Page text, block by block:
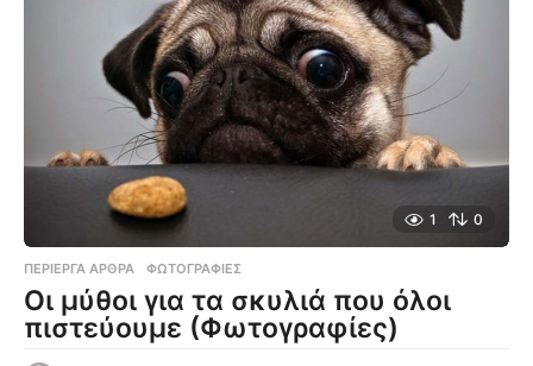
1 0
ΠΕΡΊΕΡΓΑ ΆΡΘΡΑ ,ΦΩΤΟΓΡΑΦΊΕΣ
Οι μύθοι για τα σκυλιά που όλοι
πιστεύουμε (Φωτογραφίες)